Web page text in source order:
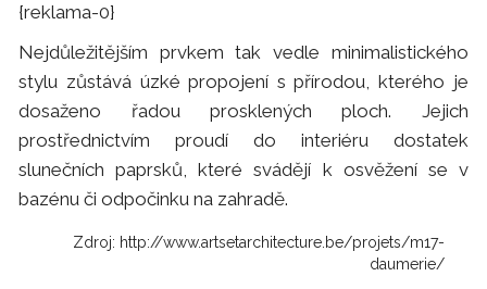
{reklama-0}
Nejdůležitějším prvkem tak vedle minimalistického
stylu zůstává úzké propojení s přírodou, kterého je
dosaženo řadou prosklených ploch. Jejich
prostřednictvím proudí do interiéru dostatek
slunečních paprsků, které svádějí k osvěžení se v
bazénu či odpočinku na zahradě.
Zdroj: http://www.artsetarchitecture.be/projets/m17-
daumerie/